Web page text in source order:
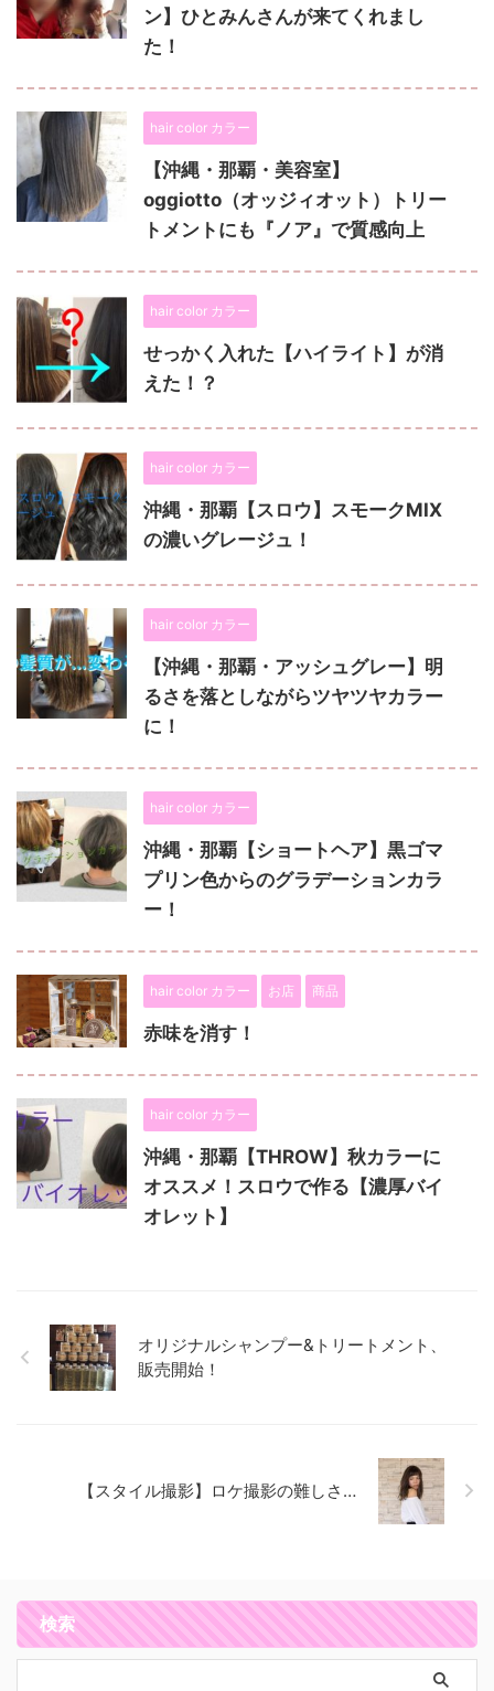
ン】ひとみんさんが来てくれまし
た！
hair color カラー
【沖縄・那覇・美容室】
oggiotto（オッジィオット）トリー
トメントにも『ノア』で質感向上
hair color カラー
せっかく入れた【ハイライト】が消
えた！？
hair color カラー
沖縄・那覇【スロウ】スモークMIX
の濃いグレージュ！
hair color カラー
【沖縄・那覇・アッシュグレー】明
るさを落としながらツヤツヤカラー
に！
hair color カラー
沖縄・那覇【ショートヘア】黒ゴマ
プリン色からのグラデーションカラ
ー！
hair color カラー お店 商品
赤味を消す！
hair color カラー
沖縄・那覇【THROW】秋カラーに
オススメ！スロウで作る【濃厚バイ
オレット】
オリジナルシャンプー&トリートメント、
販売開始！
【スタイル撮影】ロケ撮影の難しさ…
検索